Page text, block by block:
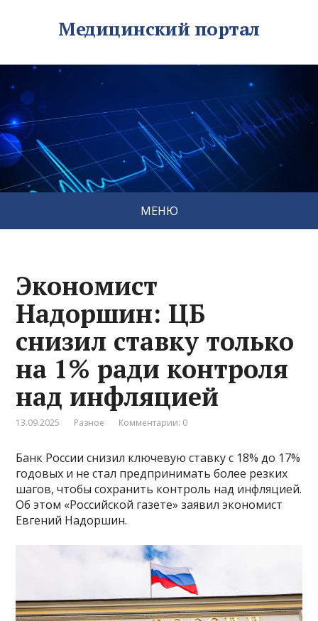
Медицинский портал
МЕНЮ
Экономист
Надоршин: ЦБ
снизил ставку только
на 1% ради контроля
над инфляцией
13.09.2025 Разное Комментарии: 0
Банк России снизил ключевую ставку с 18% до 17%
годовых и не стал предпринимать более резких
шагов, чтобы сохранить контроль над инфляцией.
Об этом «Российской газете» заявил экономист
Евгений Надоршин.